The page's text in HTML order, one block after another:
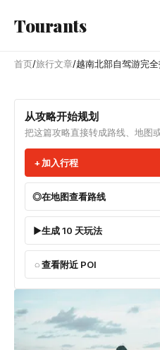
Tourants
首页/旅行文章/越南北部自驾游完
从攻略开始规划
把这篇攻略直接转成路线、地图
加入行程
在地图查看路线
生成 10 天玩法
查看附近 POI